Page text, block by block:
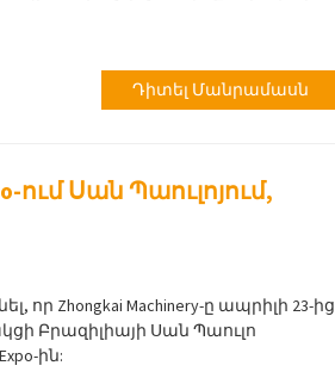
Դիտել Մանրամասն
ում Սան Պաուլոյում,
որ Zhongkai Machinery-ը ապրիլի 23-ից
Բրազիլիայի Սան Պաուլո
ին: